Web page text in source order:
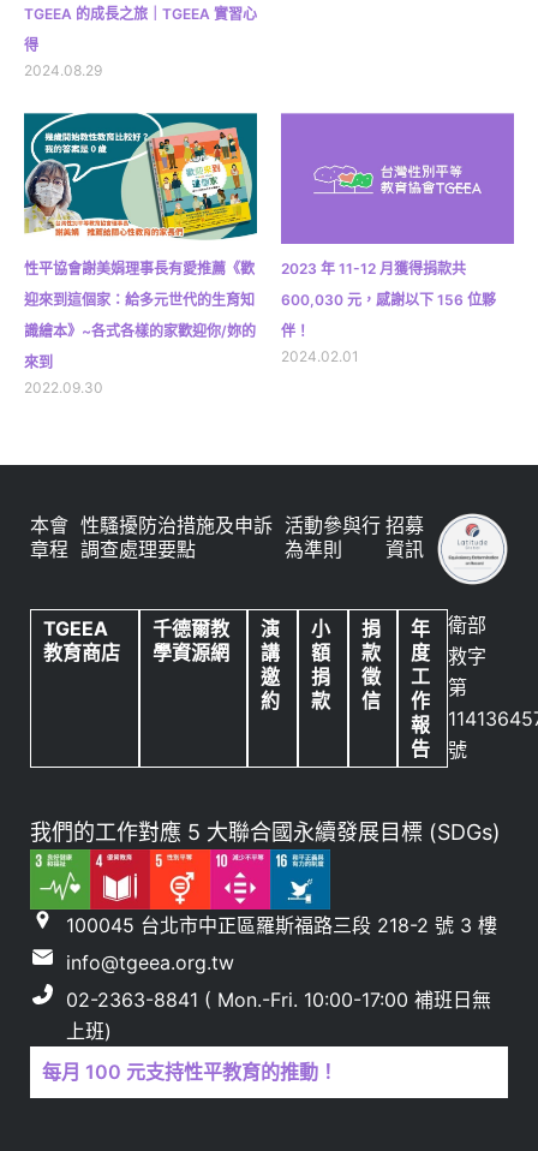
TGEEA 的成長之旅｜TGEEA 實習心
得
2024.08.29
性平協會謝美娟理事長有愛推薦《歡
迎來到這個家：給多元世代的生育知
識繪本》~各式各樣的家歡迎你/妳的
來到
2022.09.30
2023 年 11-12 月獲得捐款共
600,030 元，感謝以下 156 位夥
伴！
2024.02.01
本會
章程
性騷擾防治措施及申訴
調查處理要點
活動參與行
為準則
招募
資訊
TGEEA
教育商店
千德爾教
學資源網
演
講
邀
約
小
額
捐
款
捐
款
徵
信
年
度
工
作
報
告
衛部
救字
第
號
我們的工作對應 5 大聯合國永續發展目標 (SDGs)
100045 台北市中正區羅斯福路三段 218-2 號 3 樓
info@tgeea.org.tw
02-2363-8841 ( Mon.-Fri. 10:00-17:00 補班日無
上班)
每月 100 元支持性平教育的推動！